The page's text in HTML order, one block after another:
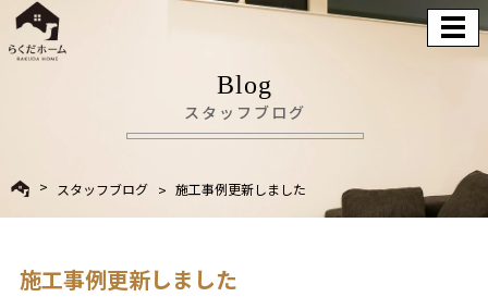
Blog
スタッフブログ
スタッフブログ 施工事例更新しました
施工事例更新しました